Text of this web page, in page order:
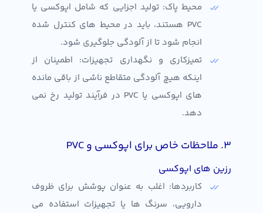
محیط پاک: تولید اجزایی که شامل اپوکسی یا
PVC هستند، باید در محیط های کنترل شده
انجام شود تا از آلودگی جلوگیری شود.
تمیزکاری و نگهداری تجهیزات: اطمینان از
اینکه هیچ آلودگی متقاطع ناشی از باقی مانده
های اپوکسی یا PVC در فرآیند تولید رخ نمی
دهد.
۳. ملاحظات خاص برای اپوکسی و PVC
رزین های اپوکسی
کاربردها: اغلب به عنوان پوشش برای ظروف
دارویی، سرنگ ها یا تجهیزات استفاده می